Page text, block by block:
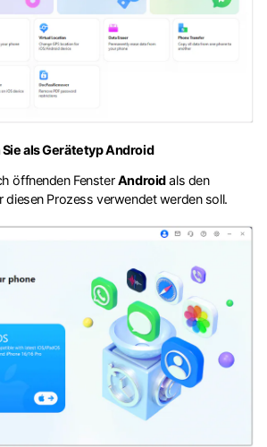
Sie als Gerätetyp Android
öffnenden FensterAndroidals den
diesen Prozess verwendet werden soll.